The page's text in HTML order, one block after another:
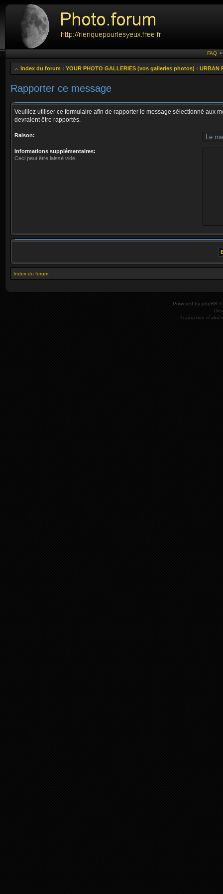
FAQ
Index du forum ‹ YOUR PHOTO GALLERIES (vos galleries photos) ‹ URBAN
Rapporter ce message
Veuillez utiliser ce formulaire afin de rapporter le message sélectionné aux
devraient être rapportés.
Raison:
Informations supplémentaires:
Ceci peut être laissé vide.
Index du forum
Powered by phpBB ©
Traduction